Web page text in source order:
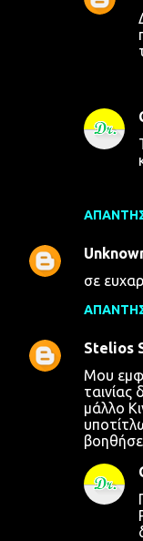
σε
Stelios
Μου
ταινίας
μάλλο